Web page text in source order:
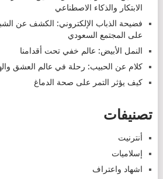
الابتكار والذكاء الاصطناعي
فضيحة الذباب الإلكتروني: الكشف عن
على المجتمع السعودي
النمل الأبيض: عالم خفي تحت أقدامنا
كلام عن الحبيب: رحلة في عالم العشق
كيف يؤثر التمر على صحة الدماغ
تصنيفات
أنترنيت
إسلاميات
اشهاد واعتراف